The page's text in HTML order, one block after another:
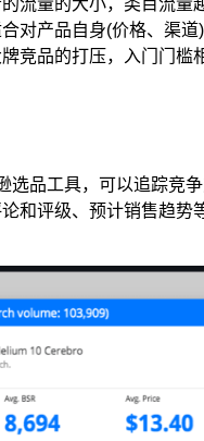
对产品自身(价格、渠
竞品的打压，入门门
选品工具，可以追踪竞
和评级、预计销售趋势